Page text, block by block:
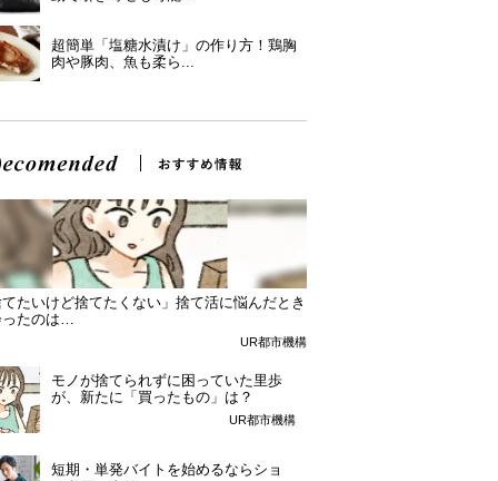
超簡単「塩糖水漬け」の作り方！鶏胸
肉や豚肉、魚も柔ら...
たいけど捨てたくない」捨て活に悩んだとき
ったのは…
UR都市機構
モノが捨てられずに困っていた里歩
が、新たに「買ったもの」は？
UR都市機構
短期・単発バイトを始めるならショ